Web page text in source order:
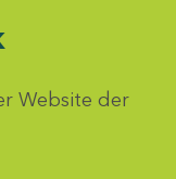
Website der